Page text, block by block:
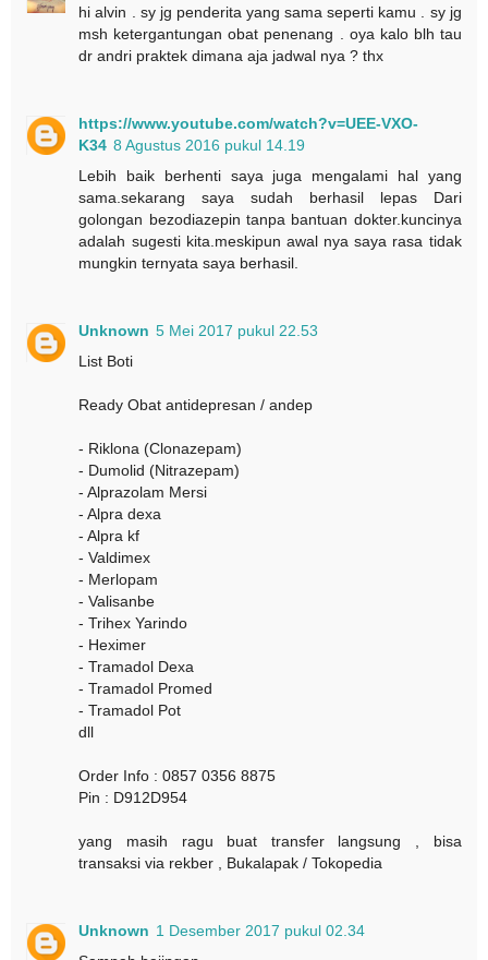
hi alvin . sy jg penderita yang sama seperti kamu . sy jg
msh ketergantungan obat penenang . oya kalo blh tau
dr andri praktek dimana aja jadwal nya ? thx
https://www.youtube.com/watch?v=UEE-VXO-
K34 8 Agustus 2016 pukul 14.19
Lebih baik berhenti saya juga mengalami hal yang
sama.sekarang saya sudah berhasil lepas Dari
golongan bezodiazepin tanpa bantuan dokter.kuncinya
adalah sugesti kita.meskipun awal nya saya rasa tidak
mungkin ternyata saya berhasil.
Unknown 5 Mei 2017 pukul 22.53
List Boti
Ready Obat antidepresan / andep
- Riklona (Clonazepam)
- Dumolid (Nitrazepam)
- Alprazolam Mersi
- Alpra dexa
- Alpra kf
- Valdimex
- Merlopam
- Valisanbe
- Trihex Yarindo
- Heximer
- Tramadol Dexa
- Tramadol Promed
- Tramadol Pot
dll
Order Info : 0857 0356 8875
Pin : D912D954
yang masih ragu buat transfer langsung , bisa
transaksi via rekber , Bukalapak / Tokopedia
Unknown 1 Desember 2017 pukul 02.34